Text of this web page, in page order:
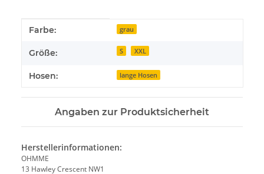
Produkteigenschaft
Wert
Farbe: grau
Größe: S XXL
Hosen: lange Hosen
Angaben zur Produktsicherheit
Herstellerinformationen:
OHMME
13 Hawley Crescent NW1